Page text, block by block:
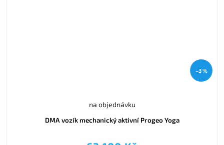
–3 %
DMA vozík mechanický aktivní Progeo Yoga
na objednávku